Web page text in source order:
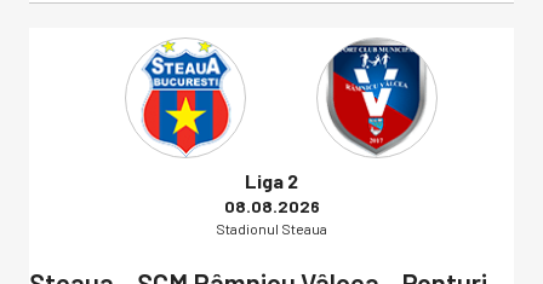
Liga 2
08.08.2026
Stadionul Steaua